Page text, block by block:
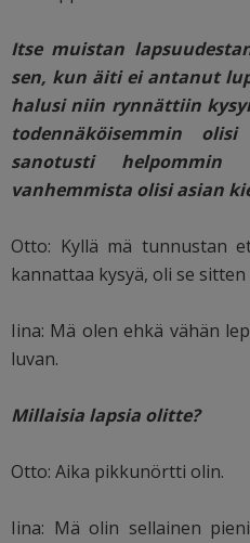
Itse muistan
sen, kun äiti ei antanut
halusi niin rynnättiin
todennäköisemmin
sanotusti
vanhemmista olisi asian
Otto: Kyllä mä tunnustan
kannattaa kysyä, oli se
Iina: Mä olen ehkä vähän
luvan.
Millaisia lapsia olitte?
Otto: Aika pikkunörtti olin.
Iina: Mä olin sellainen